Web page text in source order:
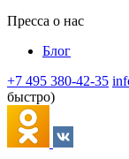
Пресса о нас
Блог
+7 495 380-42-35
быстро)